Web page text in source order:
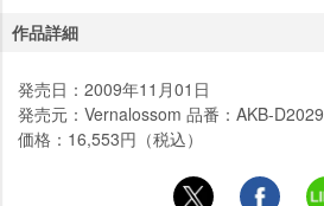
作品詳細
発売日：2009年11月01日
発売元：Vernalossom 品番：AKB-D2029
価格：16,553円（税込）